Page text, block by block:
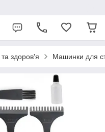
здоров'я Машинки для